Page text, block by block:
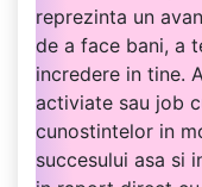
reprezinta un
de a face bani, a
incredere in tine.
activiate sau job
cunostintelor in
succesului asa si